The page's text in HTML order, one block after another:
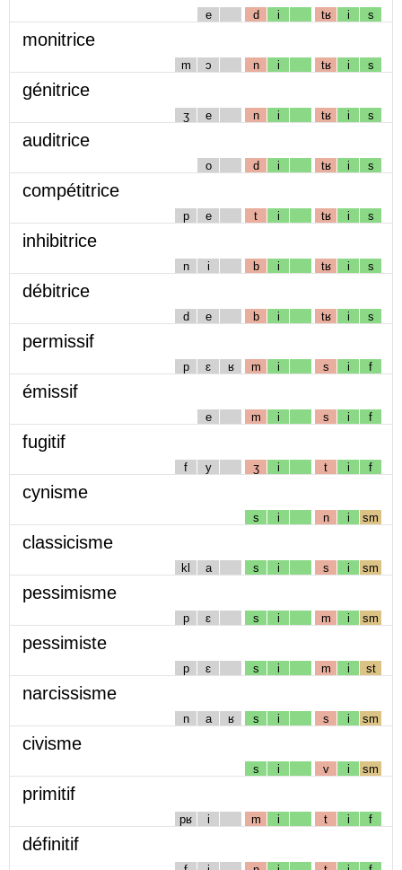
e d i tʁ i s
monitrice
m ɔ n i tʁ i s
génitrice
ʒ e n i tʁ i s
auditrice
o d i tʁ i s
compétitrice
p e t i tʁ i s
inhibitrice
n i b i tʁ i s
débitrice
d e b i tʁ i s
permissif
p ɛ ʁ m i s i f
émissif
e m i s i f
fugitif
f y ʒ i t i f
cynisme
s i n i sm
classicisme
kl a s i s i sm
pessimisme
p ɛ s i m i sm
pessimiste
p ɛ s i m i st
narcissisme
n a ʁ s i s i sm
civisme
s i v i sm
primitif
pʁ i m i t i f
définitif